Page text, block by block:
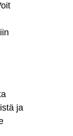
ja